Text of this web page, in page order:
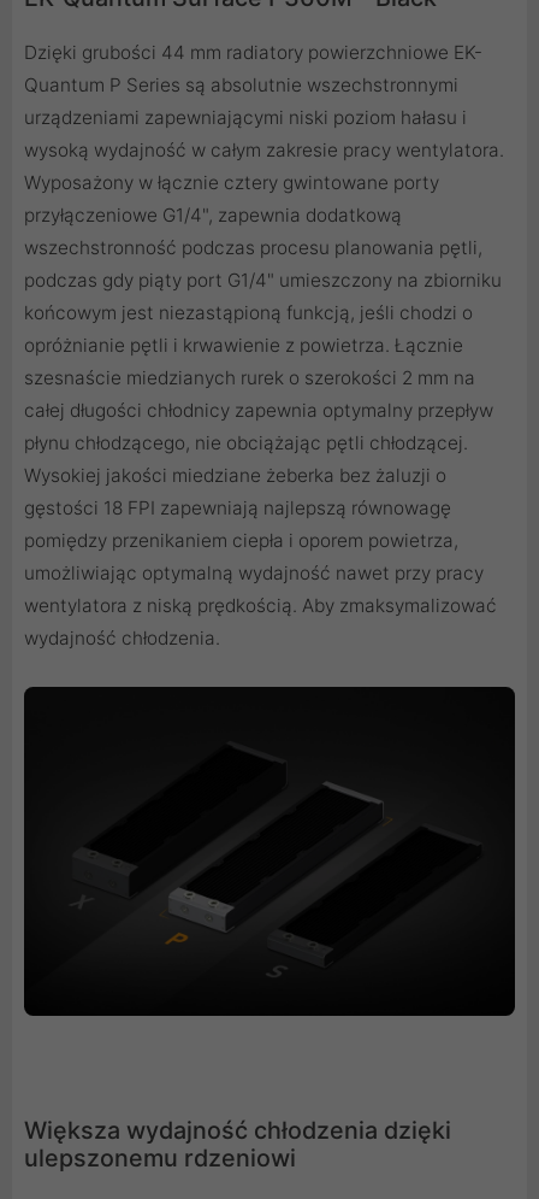
Dzięki grubości 44 mm radiatory powierzchniowe EK-
Quantum P Series są absolutnie wszechstronnymi
urządzeniami zapewniającymi niski poziom hałasu i
wysoką wydajność w całym zakresie pracy wentylatora.
Wyposażony w łącznie cztery gwintowane porty
przyłączeniowe G1/4", zapewnia dodatkową
wszechstronność podczas procesu planowania pętli,
podczas gdy piąty port G1/4" umieszczony na zbiorniku
końcowym jest niezastąpioną funkcją, jeśli chodzi o
opróżnianie pętli i krwawienie z powietrza. Łącznie
szesnaście miedzianych rurek o szerokości 2 mm na
całej długości chłodnicy zapewnia optymalny przepływ
płynu chłodzącego, nie obciążając pętli chłodzącej.
Wysokiej jakości miedziane żeberka bez żaluzji o
gęstości 18 FPI zapewniają najlepszą równowagę
pomiędzy przenikaniem ciepła i oporem powietrza,
umożliwiając optymalną wydajność nawet przy pracy
wentylatora z niską prędkością. Aby zmaksymalizować
wydajność chłodzenia.
Większa wydajność chłodzenia dzięki
ulepszonemu rdzeniowi